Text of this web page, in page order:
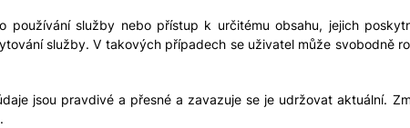
služby nebo přístup k určitému obsahu, jejich
služby. V takových případech se uživatel může svobodně
jsou pravdivé a přesné a zavazuje se je udržovat aktuální.